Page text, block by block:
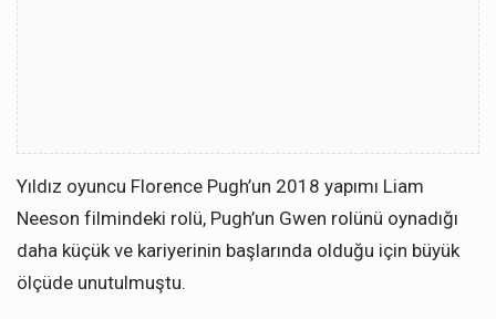
Yıldız oyuncu Florence Pugh’un 2018 yapımı Liam
Neeson filmindeki rolü, Pugh’un Gwen rolünü oynadığı
daha küçük ve kariyerinin başlarında olduğu için büyük
ölçüde unutulmuştu.